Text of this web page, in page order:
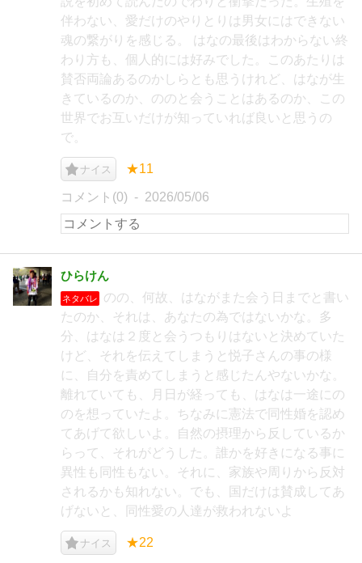
伴わない、愛だけのやりとりは男女にはできない
魂の繋がりを感じる。 はなの最後はわからない終
わり方も、個人的には好みでした。このあたりは
賛否両論あるのかしらとも思うけれど、はなが生
きているのか、ののと会うことはあるのか、この
世界でお互いだけが知っていれば良いと思うの
で。
ナイス ★11
コメント(0) 2026/05/06
ひらけん
ネタバレ
のの、何故、はながまた会う日までと書い
たのか、それは、あなたの為ではないかな。多
分、はなは２度と会うつもりはないと決めていた
けど、それを伝えてしまうと悦子さんの事の様
に、自分を責めてしまうと感じたんやないかな。
離れていても、月日が経っても、はなは一途にの
のを想っていたよ。ちなみに憲法で同性婚を認め
てあげて欲しいよ。自然の摂理から反しているか
らって、それがどうした。誰かを好きになる事に
異性も同性もない。それに、家族や周りから反対
されるかも知れない。でも、国だけは賛成してあ
げないと、同性愛の人達が救われないよ
ナイス ★22